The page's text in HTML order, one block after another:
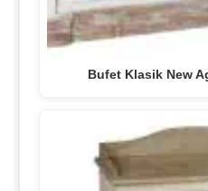
Bufet Klasik New